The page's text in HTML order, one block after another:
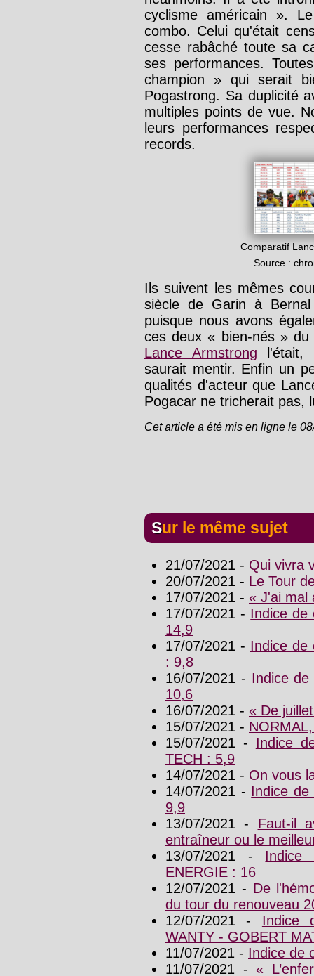
cyclisme américain ».
combo. Celui qu'était
cesse rabâché toute sa
ses performances.
champion » qui serait
Pogastrong. Sa duplicité
multiples points de vue.
leurs performances
records.
Comparatif
Source :
Ils suivent les mêmes
siècle de Garin à
puisque nous avons
ces deux « bien-nés »
Lance Armstrong l'était,
saurait mentir. Enfin un
qualités d'acteur que
Pogacar ne tricherait pas,
Cet article a été mis en ligne le
Sur le même sujet
21/07/2021 - Qui vivra
20/07/2021 - Le Tour
17/07/2021 - « J'ai mal
17/07/2021 - Indice de
14,9
17/07/2021 - Indice de
: 9,8
16/07/2021 - Indice
10,6
16/07/2021 - « De
15/07/2021 -
15/07/2021 - Indice
TECH : 5,9
14/07/2021 - On vous
14/07/2021 - Indice de
9,9
13/07/2021 - Faut-il
entraîneur ou le
13/07/2021 - Indice
ENERGIE : 16
12/07/2021 - De
du tour du renouveau
12/07/2021 - Indice
WANTY - GOBERT
11/07/2021 - Indice de
11/07/2021 - «